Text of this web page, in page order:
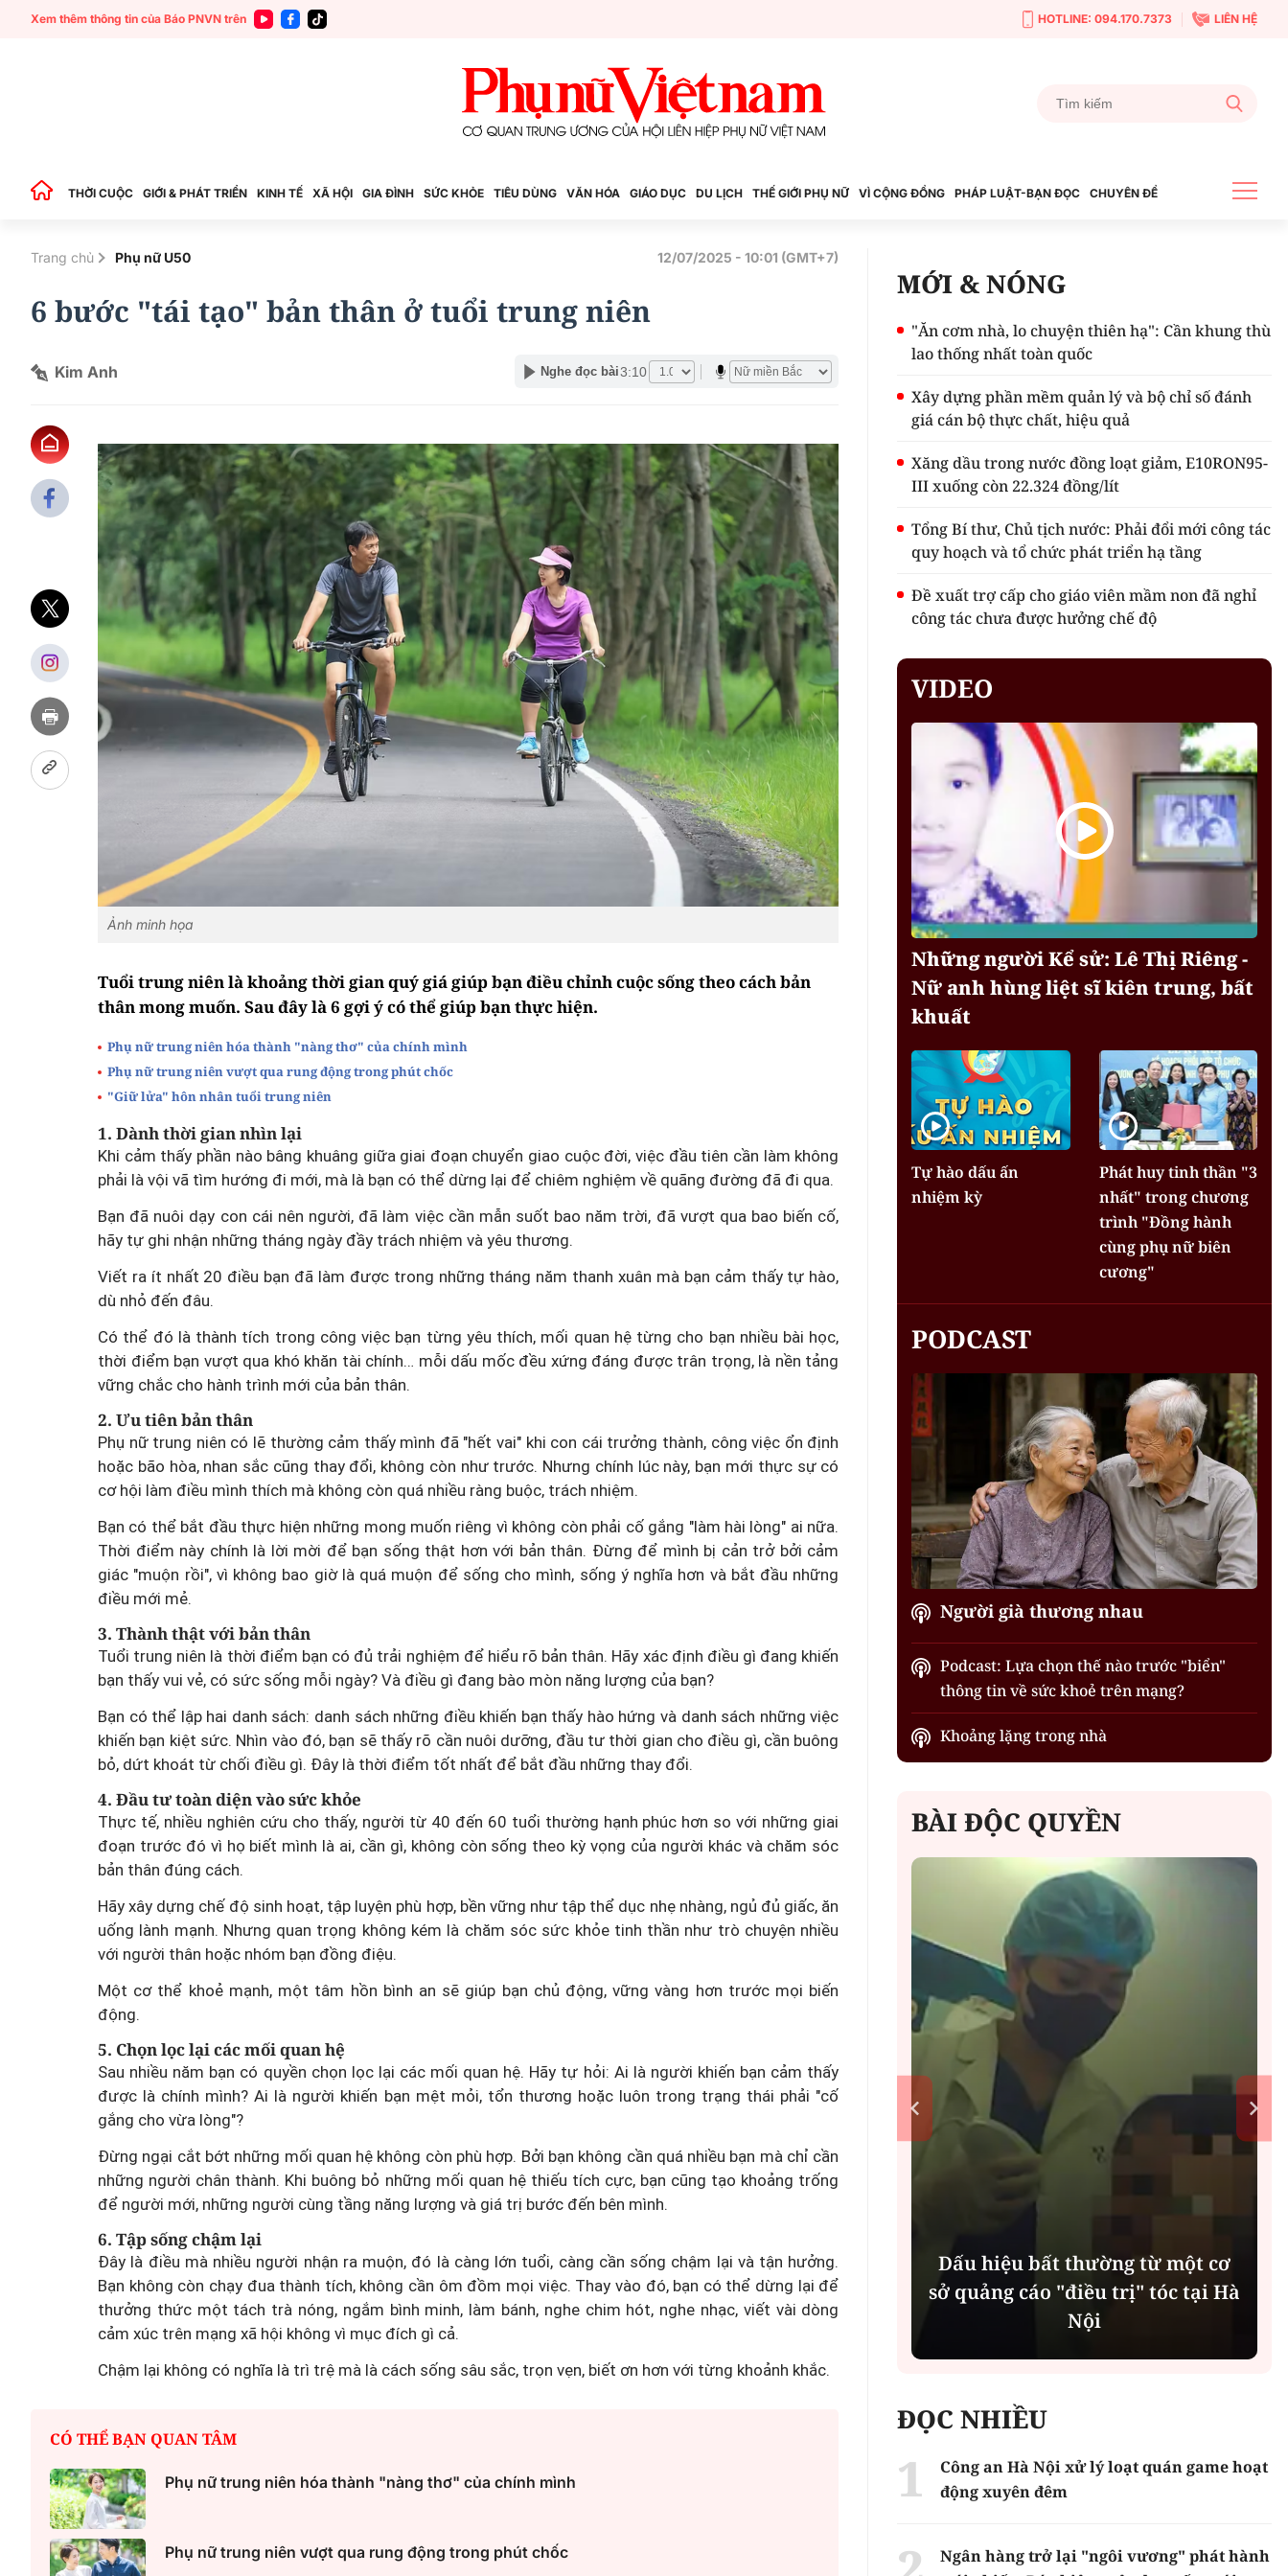
Xem thêm thông tin của Báo PNVN trên HOTLINE: 094.170.7373 LIÊN HỆ
THỜI CUỘC GIỚI & PHÁT TRIỂN KINH TẾ XÃ HỘI GIA ĐÌNH SỨC KHỎE TIÊU DÙNG VĂN HÓA GIÁO DỤC DU LỊCH THẾ GIỚI PHỤ NỮ VÌ CỘNG ĐỒNG PHÁP LUẬT-BẠN ĐỌC CHUYÊN ĐỀ
Trang chủ Phụ nữ U50 12/07/2025 - 10:01 (GMT+7)
6 bước "tái tạo" bản thân ở tuổi trung niên
Kim Anh Nghe đọc bài3:10
Ảnh minh họa
Tuổi trung niên là khoảng thời gian quý giá giúp bạn điều chỉnh cuộc sống theo cách bản
thân mong muốn. Sau đây là 6 gợi ý có thể giúp bạn thực hiện.
Phụ nữ trung niên hóa thành "nàng thơ" của chính mình
Phụ nữ trung niên vượt qua rung động trong phút chốc
"Giữ lửa" hôn nhân tuổi trung niên
1. Dành thời gian nhìn lại
Khi cảm thấy phần nào bâng khuâng giữa giai đoạn chuyển giao cuộc đời, việc đầu tiên cần làm không
phải là vội vã tìm hướng đi mới, mà là bạn có thể dừng lại để chiêm nghiệm về quãng đường đã đi qua.
Bạn đã nuôi dạy con cái nên người, đã làm việc cần mẫn suốt bao năm trời, đã vượt qua bao biến cố,
hãy tự ghi nhận những tháng ngày đầy trách nhiệm và yêu thương.
Viết ra ít nhất 20 điều bạn đã làm được trong những tháng năm thanh xuân mà bạn cảm thấy tự hào,
dù nhỏ đến đâu.
Có thể đó là thành tích trong công việc bạn từng yêu thích, mối quan hệ từng cho bạn nhiều bài học,
thời điểm bạn vượt qua khó khăn tài chính… mỗi dấu mốc đều xứng đáng được trân trọng, là nền tảng
vững chắc cho hành trình mới của bản thân.
2. Ưu tiên bản thân
Phụ nữ trung niên có lẽ thường cảm thấy mình đã "hết vai" khi con cái trưởng thành, công việc ổn định
hoặc bão hòa, nhan sắc cũng thay đổi, không còn như trước. Nhưng chính lúc này, bạn mới thực sự có
cơ hội làm điều mình thích mà không còn quá nhiều ràng buộc, trách nhiệm.
Bạn có thể bắt đầu thực hiện những mong muốn riêng vì không còn phải cố gắng "làm hài lòng" ai nữa.
Thời điểm này chính là lời mời để bạn sống thật hơn với bản thân. Đừng để mình bị cản trở bởi cảm
giác "muộn rồi", vì không bao giờ là quá muộn để sống cho mình, sống ý nghĩa hơn và bắt đầu những
điều mới mẻ.
3. Thành thật với bản thân
Tuổi trung niên là thời điểm bạn có đủ trải nghiệm để hiểu rõ bản thân. Hãy xác định điều gì đang khiến
bạn thấy vui vẻ, có sức sống mỗi ngày? Và điều gì đang bào mòn năng lượng của bạn?
Bạn có thể lập hai danh sách: danh sách những điều khiến bạn thấy hào hứng và danh sách những việc
khiến bạn kiệt sức. Nhìn vào đó, bạn sẽ thấy rõ cần nuôi dưỡng, đầu tư thời gian cho điều gì, cần buông
bỏ, dứt khoát từ chối điều gì. Đây là thời điểm tốt nhất để bắt đầu những thay đổi.
4. Đầu tư toàn diện vào sức khỏe
Thực tế, nhiều nghiên cứu cho thấy, người từ 40 đến 60 tuổi thường hạnh phúc hơn so với những giai
đoạn trước đó vì họ biết mình là ai, cần gì, không còn sống theo kỳ vọng của người khác và chăm sóc
bản thân đúng cách.
Hãy xây dựng chế độ sinh hoạt, tập luyện phù hợp, bền vững như tập thể dục nhẹ nhàng, ngủ đủ giấc, ăn
uống lành mạnh. Nhưng quan trọng không kém là chăm sóc sức khỏe tinh thần như trò chuyện nhiều
với người thân hoặc nhóm bạn đồng điệu.
Một cơ thể khoẻ mạnh, một tâm hồn bình an sẽ giúp bạn chủ động, vững vàng hơn trước mọi biến
động.
5. Chọn lọc lại các mối quan hệ
Sau nhiều năm bạn có quyền chọn lọc lại các mối quan hệ. Hãy tự hỏi: Ai là người khiến bạn cảm thấy
được là chính mình? Ai là người khiến bạn mệt mỏi, tổn thương hoặc luôn trong trạng thái phải "cố
gắng cho vừa lòng"?
Đừng ngại cắt bớt những mối quan hệ không còn phù hợp. Bởi bạn không cần quá nhiều bạn mà chỉ cần
những người chân thành. Khi buông bỏ những mối quan hệ thiếu tích cực, bạn cũng tạo khoảng trống
để người mới, những người cùng tầng năng lượng và giá trị bước đến bên mình.
6. Tập sống chậm lại
Đây là điều mà nhiều người nhận ra muộn, đó là càng lớn tuổi, càng cần sống chậm lại và tận hưởng.
Bạn không còn chạy đua thành tích, không cần ôm đồm mọi việc. Thay vào đó, bạn có thể dừng lại để
thưởng thức một tách trà nóng, ngắm bình minh, làm bánh, nghe chim hót, nghe nhạc, viết vài dòng
cảm xúc trên mạng xã hội không vì mục đích gì cả.
Chậm lại không có nghĩa là trì trệ mà là cách sống sâu sắc, trọn vẹn, biết ơn hơn với từng khoảnh khắc.
CÓ THỂ BẠN QUAN TÂM
Phụ nữ trung niên hóa thành "nàng thơ" của chính mình
Phụ nữ trung niên vượt qua rung động trong phút chốc
MỚI & NÓNG
"Ăn cơm nhà, lo chuyện thiên hạ": Cần khung thù
lao thống nhất toàn quốc
Xây dựng phần mềm quản lý và bộ chỉ số đánh
giá cán bộ thực chất, hiệu quả
Xăng dầu trong nước đồng loạt giảm, E10RON95-
III xuống còn 22.324 đồng/lít
Tổng Bí thư, Chủ tịch nước: Phải đổi mới công tác
quy hoạch và tổ chức phát triển hạ tầng
Đề xuất trợ cấp cho giáo viên mầm non đã nghỉ
công tác chưa được hưởng chế độ
VIDEO
Những người Kể sử: Lê Thị Riêng -
Nữ anh hùng liệt sĩ kiên trung, bất
khuất
Tự hào dấu ấn
nhiệm kỳ
Phát huy tinh thần "3
nhất" trong chương
trình "Đồng hành
cùng phụ nữ biên
cương"
PODCAST
Người già thương nhau
Podcast: Lựa chọn thế nào trước "biển"
thông tin về sức khoẻ trên mạng?
Khoảng lặng trong nhà
BÀI ĐỘC QUYỀN
Tâm: Con
"Ăn cơm nhà, lo chuyện thiên
hạ": Cần khung thù lao thống
nhất toàn quốc
MSB: Lợi nhuận quý II tăng 16%
đến từ trụ cột nào?
Dấu hiệu bất thường từ một cơ
sở quảng cáo "điều trị" tóc tại Hà
Nội
ĐỌC NHIỀU
Công an Hà Nội xử lý loạt quán game hoạt
động xuyên đêm
Ngân hàng trở lại "ngôi vương" phát hành